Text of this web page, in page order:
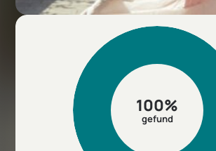
100%
gefund